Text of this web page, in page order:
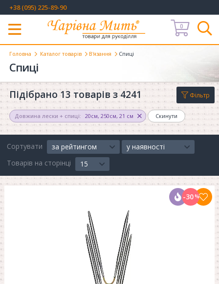
+38 (095) 225-89-90
Меню
0
Головна Каталог товарів В'язання Спиці
Спиці
Підібрано 13 товарів з 4241
Довжина лески + спиці: 20см, 250см, 21 см Скинути
Сортувати за рейтингом
у наявності
Товарів на сторінці
15
-30%
Фільтр